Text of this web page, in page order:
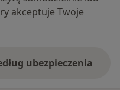
akceptuje Twoje
ubezpieczenia